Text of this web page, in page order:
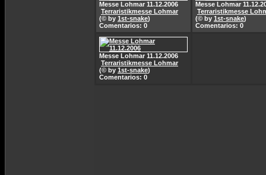
Messe Lohmar 11.12.2006
Terraristikmesse Lohmar
(© by 1st-snake)
Comentarios: 0
Messe Lohmar
Terraristikmesse
(© by 1st-snake)
Comentarios: 0
Messe Lohmar 11.12.2006
Terraristikmesse Lohmar
(© by 1st-snake)
Comentarios: 0